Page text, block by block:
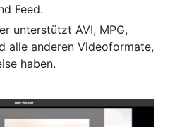
Feed.
unterstützt AVI, MPG,
alle anderen Videoformate,
haben.